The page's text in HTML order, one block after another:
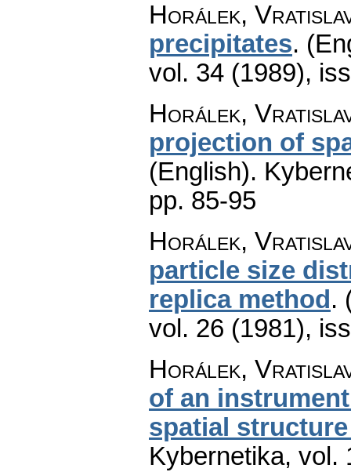
Horálek,
precipitates.
vol. 34 (1989),
Horálek,
projection of
(English).
pp. 85-95
Horálek,
particle size
replica method .
vol. 26 (1981),
Horálek,
of an
spatial
Kybernetika, vol.